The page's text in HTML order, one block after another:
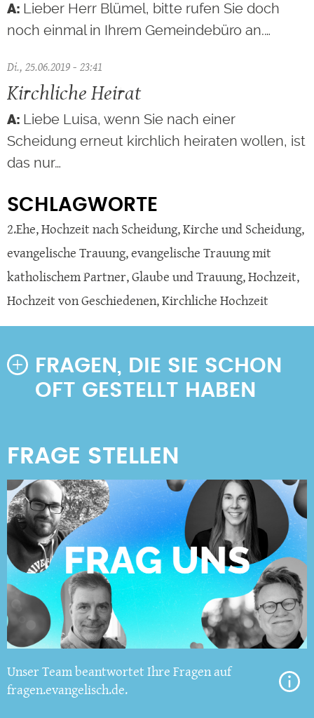
Lieber Herr Blümel, bitte rufen Sie doch
noch einmal in Ihrem Gemeindebüro an.…
Di., 25.06.2019 - 23:41
Kirchliche Heirat
Liebe Luisa, wenn Sie nach einer
Scheidung erneut kirchlich heiraten wollen, ist
das nur…
SCHLAGWORTE
2.Ehe,Hochzeit nach Scheidung,Kirche und Scheidung,
evangelische Trauung,evangelische Trauung mit
katholischem Partner,Glaube und Trauung,Hochzeit,
Hochzeit von Geschiedenen,Kirchliche Hochzeit
FRAGEN, DIE SIE SCHON
OFT GESTELLT HABEN
Unser Team beantwortet Ihre Fragen auf
fragen.evangelisch.de.